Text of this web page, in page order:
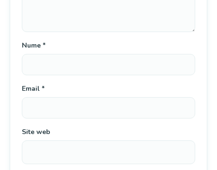
Nume *
Email *
Site web